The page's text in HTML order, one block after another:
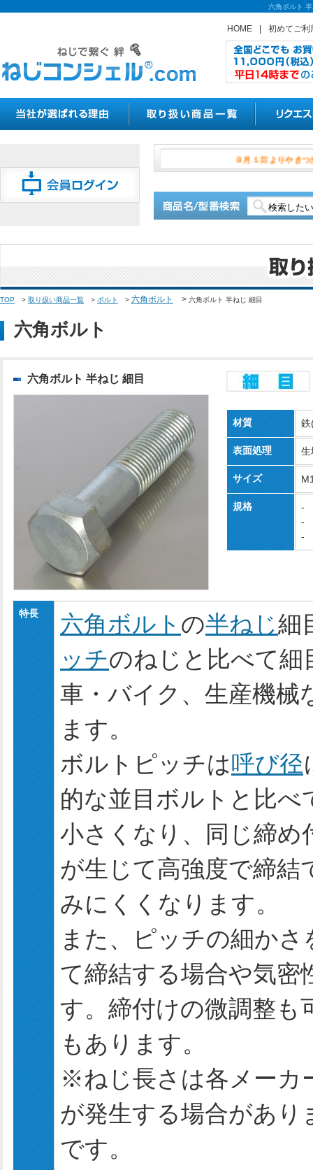
六角ボルト
HOME 初めてご利
８月１日
TOP > 取り扱い商品一覧 > ボルト > 六角ボルト > 六角ボルト 半ねじ 細目
六角ボルト
六角ボルト 半ねじ 細目
材質 鉄
表面処理 生
サイズ
規格
-
-
-
特長 六角ボルト の半ねじ細
ッチのねじと比べて細
車・バイク、生産機械
ます。
ボルトピッチは呼び径
的な並目ボルトと比
小さくなり、同じ締め
が生じて高強度で締結
みにくくなります。
また、ピッチの細か
て締結する場合や気密
す。締付けの微調整も
もあります。
※ねじ長さは各メーカ
が発生する場合があり
です。